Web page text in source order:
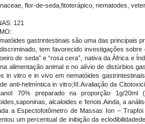
flor-de-seda,fitoterápico, nematodes,
121
gastrintestinais são uma das principais
tem favorecido investigações
de seda” e “rosa cera”, nativa da África e
alimentação animal e no alívio de distúrbios
in vitro e in vivo em nematóides
anti-helmíntica in vitro;III.Avaliação da
70% preparado na proporção 1g/20ml
alcaloides e fenois.Ainda, a
a Espectofotômetro de Massas Ion –
um percentual de inibição da